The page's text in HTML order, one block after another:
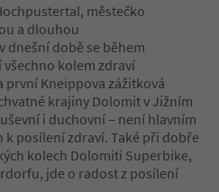
městečko
a dlouhou
dnešní době se během
kolem zdraví
první Kneippova zážitková
krajiny Dolomit v Jižním
i duchovní – není hlavním
posílení zdraví. Také při dobře
kolech Dolomiti Superbike,
jde o radost z posílení